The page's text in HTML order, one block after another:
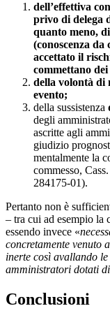
dell’effettiva
privo di delega
quanto meno,
(conoscenza da
accettato il
commettano
della volontà di
evento;
della sussistenza
degli
ascritte agli
giudizio
mentalmente la
commesso,
284175-01).
Pertanto non è
– tra cui ad esempio la
essendo invece «
concretamente venuto
inerte così avallando
amministratori dotati
Conclusioni